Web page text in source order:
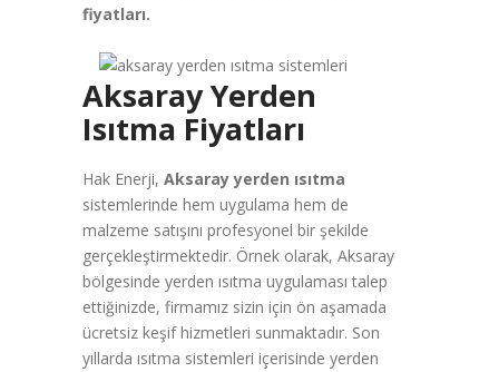
fiyatları.
Aksaray Yerden
Isıtma Fiyatları
Hak Enerji, Aksaray yerden ısıtma
sistemlerinde hem uygulama hem de
malzeme satışını profesyonel bir şekilde
gerçekleştirmektedir. Örnek olarak, Aksaray
bölgesinde yerden ısıtma uygulaması talep
ettiğinizde, firmamız sizin için ön aşamada
ücretsiz keşif hizmetleri sunmaktadır. Son
yıllarda ısıtma sistemleri içerisinde yerden